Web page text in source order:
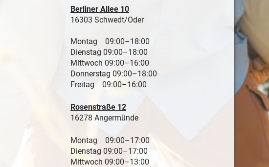
Berliner Allee 10
16303 Schwedt/Oder
Montag 09:00–18:00
Dienstag 09:00–18:00
Mittwoch 09:00–16:00
Donnerstag 09:00–18:00
Freitag 09:00–16:00
Rosenstraße 12
16278 Angermünde
Montag 09:00–17:00
Dienstag 09:00–17:00
Mittwoch 09:00–13:00